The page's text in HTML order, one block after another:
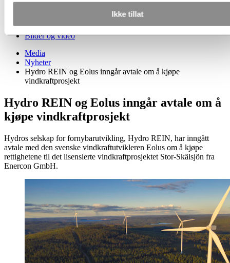
Ikke tillat
Temasider
Bilder og video
Media
Nyheter
Hydro REIN og Eolus inngår avtale om å kjøpe
vindkraftprosjekt
Hydro REIN og Eolus inngår avtale om å
kjøpe vindkraftprosjekt
Hydros selskap for fornybarutvikling, Hydro REIN, har inngått
avtale med den svenske vindkraftutvikleren Eolus om å kjøpe
rettighetene til det lisensierte vindkraftprosjektet Stor-Skälsjön fra
Enercon GmbH.